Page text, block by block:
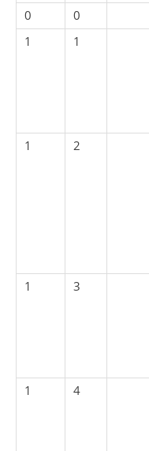
0
0
1
1
1
2
1
3
1
4